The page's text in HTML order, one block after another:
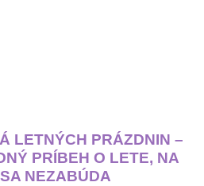
LETNÝCH PRÁZDNIN –
PRÍBEH O LETE, NA
NEZABÚDA